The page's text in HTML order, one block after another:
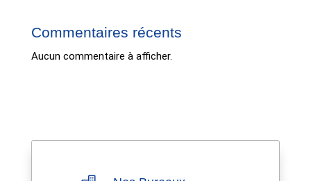
Commentaires récents
Aucun commentaire à afficher.